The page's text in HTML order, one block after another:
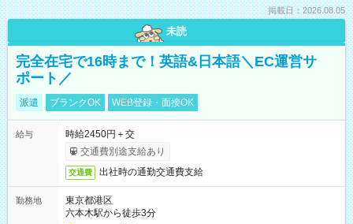
掲載日：2026.08.05
未読
完全在宅で16時まで！英語&日本語＼EC運営サ
ポート／
派遣 ブランクOK WEB登録・面接OK
給与
時給2450円＋交
交通費別途支給あり
交通費 出社時の通勤交通費支給
勤務地
東京都港区
六本木駅から徒歩3分